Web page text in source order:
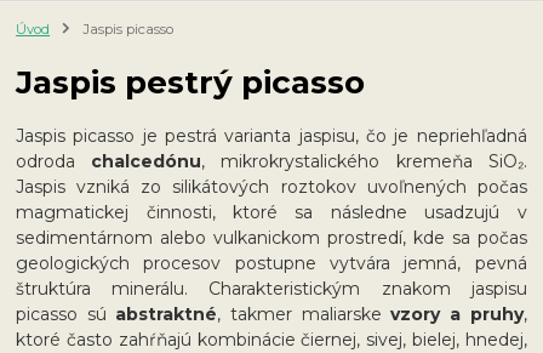
Úvod Jaspis picasso
Jaspis pestrý picasso
Jaspis picasso je pestrá varianta jaspisu, čo je nepriehľadná
odroda chalcedónu, mikrokrystalického kremeňa SiO₂.
Jaspis vzniká zo silikátových roztokov uvoľnených počas
magmatickej činnosti, ktoré sa následne usadzujú v
sedimentárnom alebo vulkanickom prostredí, kde sa počas
geologických procesov postupne vytvára jemná, pevná
štruktúra minerálu. Charakteristickým znakom jaspisu
picasso sú abstraktné, takmer maliarskevzory a pruhy,
ktoré často zahŕňajú kombinácie čiernej, sivej, bielej, hnedej,